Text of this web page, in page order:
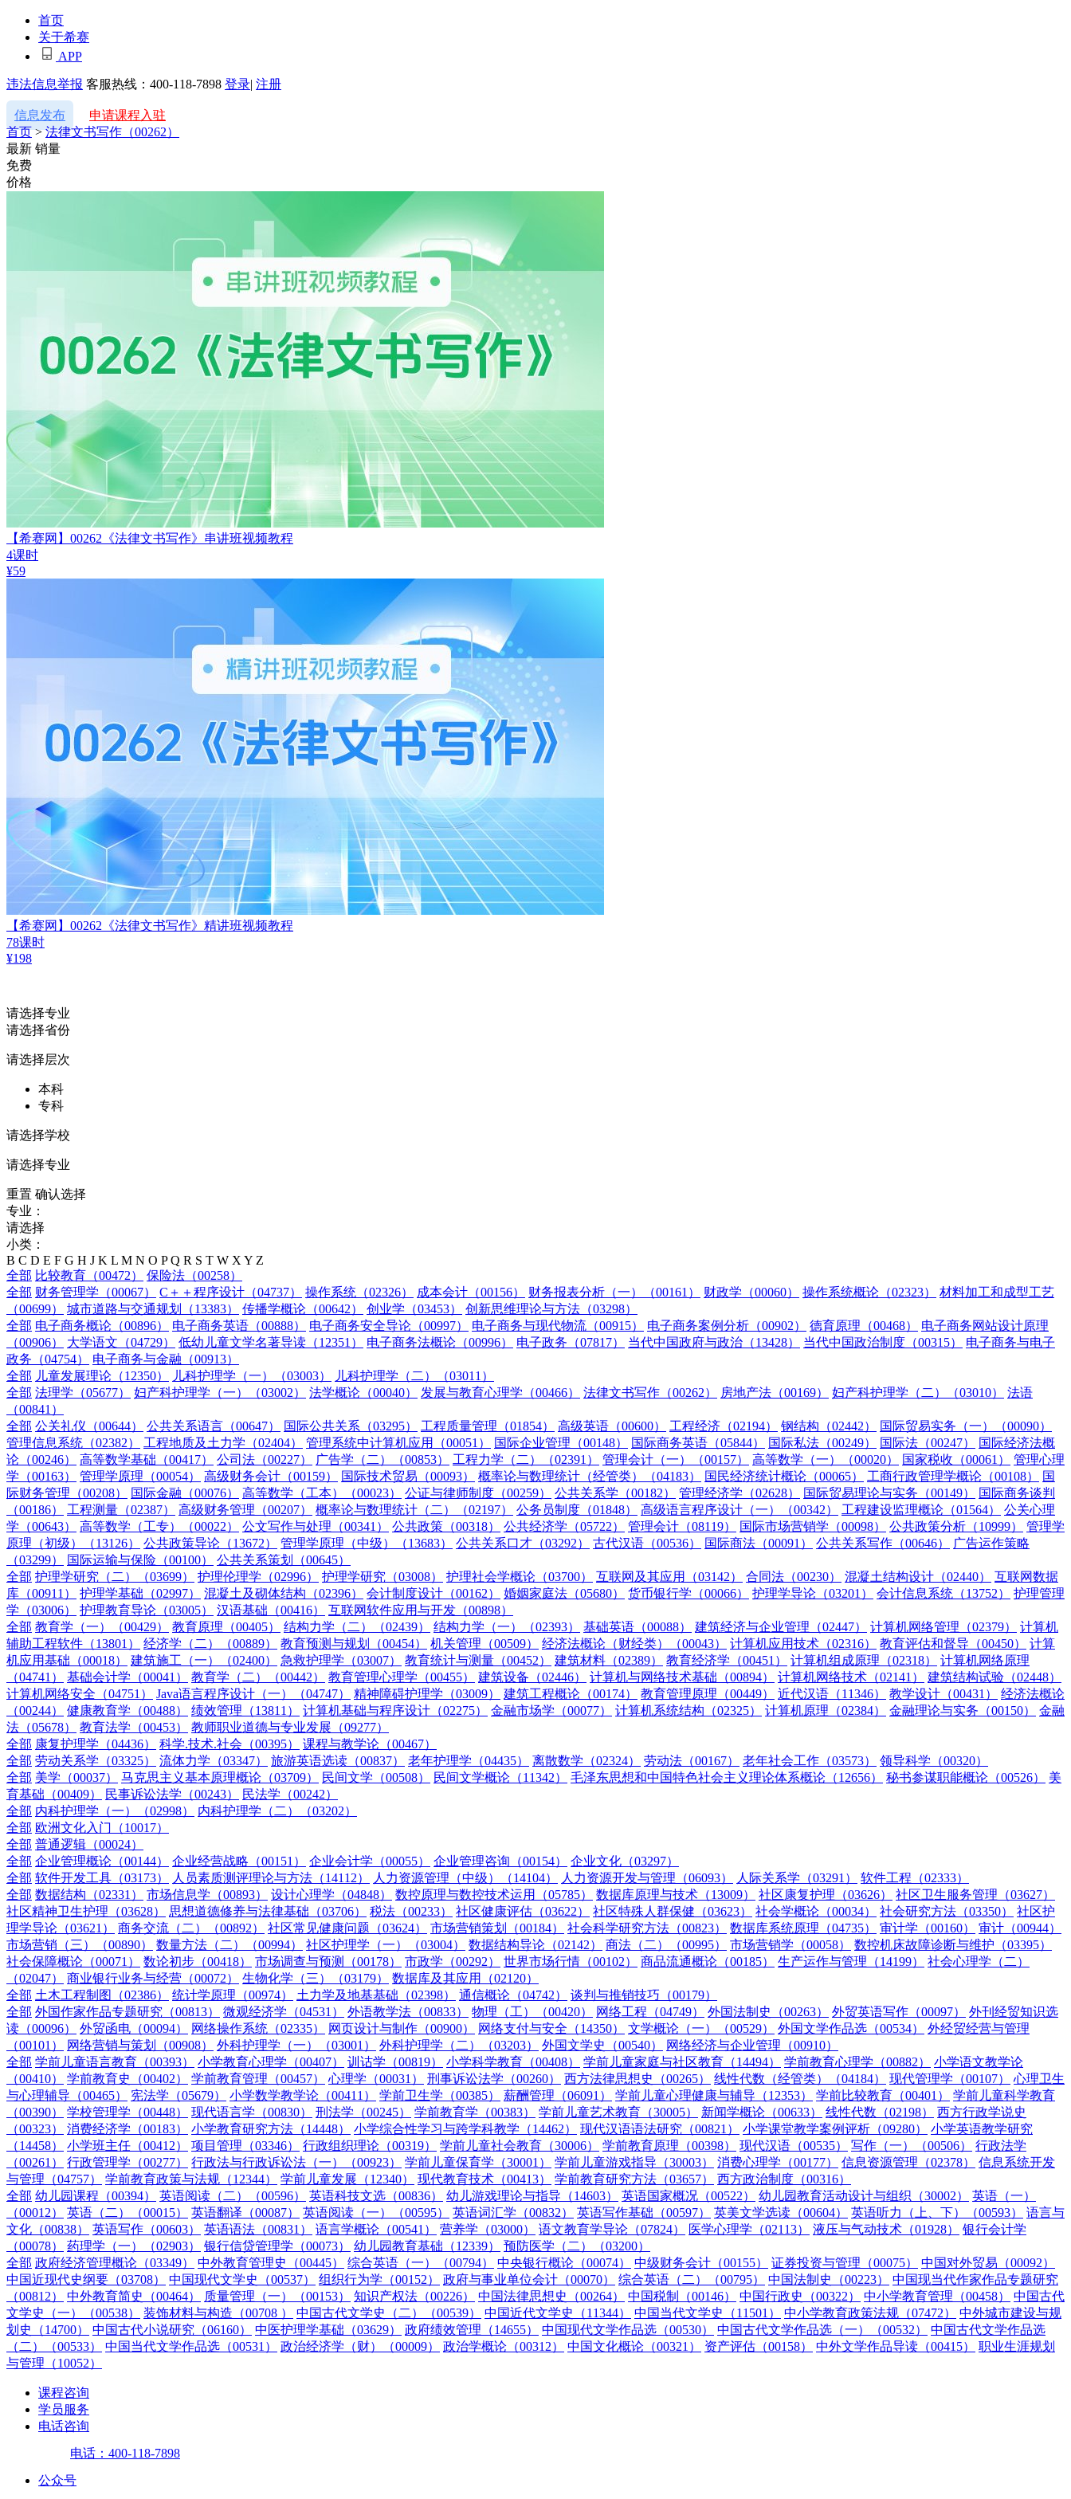
首页
关于希赛
APP
违法信息举报 客服热线：400-118-7898 登录| 注册
信息发布
申请课程入驻
首页 > 法律文书写作（00262）
最新 销量
免费
价格
【希赛网】00262《法律文书写作》串讲班视频教程
4课时
¥59
【希赛网】00262《法律文书写作》精讲班视频教程
78课时
¥198
请选择专业
请选择省份
请选择层次
本科
专科
请选择学校
请选择专业
重置 确认选择
专业：
请选择
小类：
B C D E F G H J K L M N O P Q R S T W X Y Z
全部 比较教育（00472）
保险法（00258）
全部 财务管理学（00067） C＋＋程序设计（04737） 操作系统（02326） 成本会计（00156） 财务报表分析（一）（00161） 财政学（00060） 操作系统概论（02323）
材料加工和成型工艺
（00699）
城市道路与交通规划（13383） 传播学概论（00642） 创业学（03453）
创新思维理论与方法（03298）
全部 电子商务概论（00896） 电子商务英语（00888） 电子商务安全导论（00997） 电子商务与现代物流（00915） 电子商务案例分析（00902） 德育原理（00468）
电子商务网站设计原理
（00906）
大学语文（04729） 低幼儿童文学名著导读（12351） 电子商务法概论（00996） 电子政务（07817） 当代中国政府与政治（13428） 当代中国政治制度（00315）
电子商务与电子
政务（04754）
电子商务与金融（00913）
全部 儿童发展理论（12350） 儿科护理学（一）（03003）
儿科护理学（二）（03011）
全部 法理学（05677） 妇产科护理学（一）（03002） 法学概论（00040） 发展与教育心理学（00466） 法律文书写作（00262） 房地产法（00169） 妇产科护理学（二）（03010）
法语
（00841）
全部 公关礼仪（00644） 公共关系语言（00647） 国际公共关系（03295） 工程质量管理（01854） 高级英语（00600） 工程经济（02194） 钢结构（02442）
国际贸易实务（一）（00090）
管理信息系统（02382）
工程地质及土力学（02404） 管理系统中计算机应用（00051） 国际企业管理（00148） 国际商务英语（05844） 国际私法（00249） 国际法（00247）
国际经济法概
论（00246）
高等数学基础（00417） 公司法（00227） 广告学（二）（00853） 工程力学（二）（02391） 管理会计（一）（00157） 高等数学（一）（00020） 国家税收（00061）
管理心理
学（00163）
管理学原理（00054） 高级财务会计（00159） 国际技术贸易（00093） 概率论与数理统计（经管类）（04183） 国民经济统计概论（00065） 工商行政管理学概论（00108）
国
际财务管理（00208）
国际金融（00076） 高等数学（工本）（00023） 公证与律师制度（00259） 公共关系学（00182） 管理经济学（02628） 国际贸易理论与实务（00149）
国际商务谈判
（00186）
工程测量（02387） 高级财务管理（00207） 概率论与数理统计（二）（02197） 公务员制度（01848） 高级语言程序设计（一）（00342） 工程建设监理概论（01564）
公关心理
学（00643）
高等数学（工专）（00022） 公文写作与处理（00341） 公共政策（00318） 公共经济学（05722） 管理会计（08119） 国际市场营销学（00098） 公共政策分析（10999）
管理学
原理（初级）（13126）
公共政策导论（13672） 管理学原理（中级）（13683） 公共关系口才（03292） 古代汉语（00536） 国际商法（00091） 公共关系写作（00646）
广告运作策略
（03299）
国际运输与保险（00100）
公共关系策划（00645）
全部 护理学研究（二）（03699） 护理伦理学（02996） 护理学研究（03008） 护理社会学概论（03700） 互联网及其应用（03142） 合同法（00230） 混凝土结构设计（02440）
互联网数据
库（00911）
护理学基础（02997） 混凝土及砌体结构（02396） 会计制度设计（00162） 婚姻家庭法（05680） 货币银行学（00066） 护理学导论（03201） 会计信息系统（13752）
护理管理
学（03006）
护理教育导论（03005） 汉语基础（00416）
互联网软件应用与开发（00898）
全部 教育学（一）（00429） 教育原理（00405） 结构力学（二）（02439） 结构力学（一）（02393） 基础英语（00088） 建筑经济与企业管理（02447） 计算机网络管理（02379）
计算机
辅助工程软件（13801）
经济学（二）（00889） 教育预测与规划（00454） 机关管理（00509） 经济法概论（财经类）（00043） 计算机应用技术（02316） 教育评估和督导（00450）
计算
机应用基础（00018）
建筑施工（一）（02400） 急救护理学（03007） 教育统计与测量（00452） 建筑材料（02389） 教育经济学（00451） 计算机组成原理（02318）
计算机网络原理
（04741）
基础会计学（00041） 教育学（二）（00442） 教育管理心理学（00455） 建筑设备（02446） 计算机与网络技术基础（00894） 计算机网络技术（02141）
建筑结构试验（02448）
计算机网络安全（04751）
Java语言程序设计（一）（04747） 精神障碍护理学（03009） 建筑工程概论（00174） 教育管理原理（00449） 近代汉语（11346） 教学设计（00431）
经济法概论
（00244）
健康教育学（00488） 绩效管理（13811） 计算机基础与程序设计（02275） 金融市场学（00077） 计算机系统结构（02325） 计算机原理（02384） 金融理论与实务（00150）
金融
法（05678）
教育法学（00453）
教师职业道德与专业发展（09277）
全部 康复护理学（04436） 科学.技术.社会（00395）
课程与教学论（00467）
全部 劳动关系学（03325） 流体力学（03347） 旅游英语选读（00837） 老年护理学（04435） 离散数学（02324） 劳动法（00167） 老年社会工作（03573）
领导科学（00320）
全部 美学（00037） 马克思主义基本原理概论（03709） 民间文学（00508） 民间文学概论（11342） 毛泽东思想和中国特色社会主义理论体系概论（12656） 秘书参谋职能概论（00526）
美
育基础（00409）
民事诉讼法学（00243）
民法学（00242）
全部 内科护理学（一）（02998）
内科护理学（二）（03202）
全部 欧洲文化入门（10017）
全部 普通逻辑（00024）
全部 企业管理概论（00144） 企业经营战略（00151） 企业会计学（00055） 企业管理咨询（00154）
企业文化（03297）
全部 软件开发工具（03173） 人员素质测评理论与方法（14112） 人力资源管理（中级）（14104） 人力资源开发与管理（06093） 人际关系学（03291）
软件工程（02333）
全部 数据结构（02331） 市场信息学（00893） 设计心理学（04848） 数控原理与数控技术运用（05785） 数据库原理与技术（13009） 社区康复护理（03626）
社区卫生服务管理（03627）
社区精神卫生护理（03628）
思想道德修养与法律基础（03706） 税法（00233） 社区健康评估（03622） 社区特殊人群保健（03623） 社会学概论（00034） 社会研究方法（03350）
社区护
理学导论（03621）
商务交流（二）（00892） 社区常见健康问题（03624） 市场营销策划（00184） 社会科学研究方法（00823） 数据库系统原理（04735） 审计学（00160）
审计（00944）
市场营销（三）（00890）
数量方法（二）（00994） 社区护理学（一）（03004） 数据结构导论（02142） 商法（二）（00995） 市场营销学（00058）
数控机床故障诊断与维护（03395）
社会保障概论（00071）
数论初步（00418） 市场调查与预测（00178） 市政学（00292） 世界市场行情（00102） 商品流通概论（00185） 生产运作与管理（14199）
社会心理学（二）
（02047）
商业银行业务与经营（00072） 生物化学（三）（03179）
数据库及其应用（02120）
全部 土木工程制图（02386） 统计学原理（00974） 土力学及地基基础（02398） 通信概论（04742）
谈判与推销技巧（00179）
全部 外国作家作品专题研究（00813） 微观经济学（04531） 外语教学法（00833） 物理（工）（00420） 网络工程（04749） 外国法制史（00263） 外贸英语写作（00097）
外刊经贸知识选
读（00096）
外贸函电（00094） 网络操作系统（02335） 网页设计与制作（00900） 网络支付与安全（14350） 文学概论（一）（00529） 外国文学作品选（00534）
外经贸经营与管理
（00101）
网络营销与策划（00908） 外科护理学（一）（03001） 外科护理学（二）（03203） 外国文学史（00540）
网络经济与企业管理（00910）
全部 学前儿童语言教育（00393） 小学教育心理学（00407） 训诂学（00819） 小学科学教育（00408） 学前儿童家庭与社区教育（14494） 学前教育心理学（00882）
小学语文教学论
（00410）
学前教育史（00402） 学前教育管理（00457） 心理学（00031） 刑事诉讼法学（00260） 西方法律思想史（00265） 线性代数（经管类）（04184） 现代管理学（00107）
心理卫生
与心理辅导（00465）
宪法学（05679） 小学数学教学论（00411） 学前卫生学（00385） 薪酬管理（06091） 学前儿童心理健康与辅导（12353） 学前比较教育（00401）
学前儿童科学教育
（00390）
学校管理学（00448） 现代语言学（00830） 刑法学（00245） 学前教育学（00383） 学前儿童艺术教育（30005） 新闻学概论（00633） 线性代数（02198）
西方行政学说史
（00323）
消费经济学（00183） 小学教育研究方法（14448） 小学综合性学习与跨学科教学（14462） 现代汉语语法研究（00821） 小学课堂教学案例评析（09280）
小学英语教学研究
（14458）
小学班主任（00412） 项目管理（03346） 行政组织理论（00319） 学前儿童社会教育（30006） 学前教育原理（00398） 现代汉语（00535） 写作（一）（00506）
行政法学
（00261）
行政管理学（00277） 行政法与行政诉讼法（一）（00923） 学前儿童保育学（30001） 学前儿童游戏指导（30003） 消费心理学（00177） 信息资源管理（02378）
信息系统开发
与管理（04757）
学前教育政策与法规（12344） 学前儿童发展（12340） 现代教育技术（00413） 学前教育研究方法（03657）
西方政治制度（00316）
全部 幼儿园课程（00394） 英语阅读（二）（00596） 英语科技文选（00836） 幼儿游戏理论与指导（14603） 英语国家概况（00522） 幼儿园教育活动设计与组织（30002）
英语（一）
（00012）
英语（二）（00015） 英语翻译（00087） 英语阅读（一）（00595） 英语词汇学（00832） 英语写作基础（00597） 英美文学选读（00604） 英语听力（上、下）（00593）
语言与
文化（00838）
英语写作（00603） 英语语法（00831） 语言学概论（00541） 营养学（03000） 语文教育学导论（07824） 医学心理学（02113） 液压与气动技术（01928）
银行会计学
（00078）
药理学（一）（02903） 银行信贷管理学（00073） 幼儿园教育基础（12339）
预防医学（二）（03200）
全部 政府经济管理概论（03349） 中外教育管理史（00445） 综合英语（一）（00794） 中央银行概论（00074） 中级财务会计（00155） 证券投资与管理（00075）
中国对外贸易（00092）
中国近现代史纲要（03708）
中国现代文学史（00537） 组织行为学（00152） 政府与事业单位会计（00070） 综合英语（二）（00795） 中国法制史（00223）
中国现当代作家作品专题研究
（00812）
中外教育简史（00464） 质量管理（一）（00153） 知识产权法（00226） 中国法律思想史（00264） 中国税制（00146） 中国行政史（00322） 中小学教育管理（00458）
中国古代
文学史（一）（00538）
装饰材料与构造（00708 ） 中国古代文学史（二）（00539） 中国近代文学史（11344） 中国当代文学史（11501） 中小学教育政策法规（07472）
中外城市建设与规
划史（14700）
中国古代小说研究（06160） 中医护理学基础（03629） 政府绩效管理（14655） 中国现代文学作品选（00530） 中国古代文学作品选（一）（00532）
中国古代文学作品选
（二）（00533）
中国当代文学作品选（00531） 政治经济学（财）（00009） 政治学概论（00312） 中国文化概论（00321） 资产评估（00158） 中外文学作品导读（00415）
职业生涯规划
与管理（10052）
课程咨询
学员服务
电话咨询
电话：400-118-7898
公众号